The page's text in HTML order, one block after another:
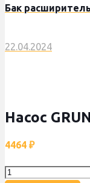
Бак
22.04.2024
Насос
4464 ₽
Количество